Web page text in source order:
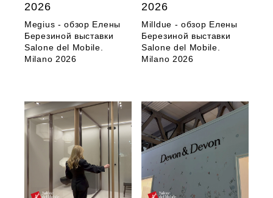
2026
Megius - обзор Елены
Березиной выставки
Salone del Mobile.
Milano 2026
2026
Milldue - обзор Елены
Березиной выставки
Salone del Mobile.
Milano 2026